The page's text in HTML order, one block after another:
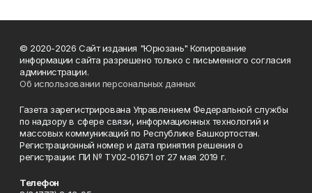
© 2020-2026 Сайт издания "Юрюзань" Копирование
информации сайта разрешено только с письменного согласия
администрации.
Об использовании персональных данных
Газета зарегистрирована Управлением Федеральной службы
по надзору в сфере связи, информационных технологий и
массовых коммуникаций по Республике Башкортостан.
Регистрационный номер и дата принятия решения о
регистрации: ПИ № ТУ02-01671 от 27 мая 2019 г.
Телефон